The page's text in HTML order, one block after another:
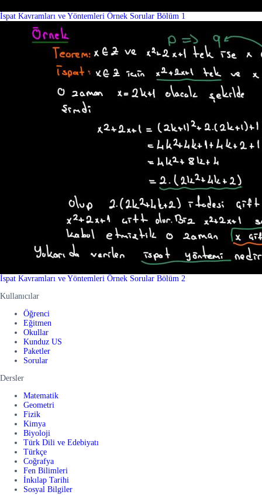
İspat Kavramları ve Yöntemleri Örnek Sorular Bölüm 1
İspat Kavramları ve Yöntemleri Örnek Sorular Bölüm 2
Kullanıcılar
Öğrenci
Eğitmen
Okullar
Kunduz US
Paketler
Sorular
Dersler
Matematik
Geometri
Fizik
Kimya
Biyoloji
Türk Dili ve Edebiyatı
Türkçe
Coğrafya
Fen Bilimleri
İnkılap Tarihi
Sosyal Bilgiler